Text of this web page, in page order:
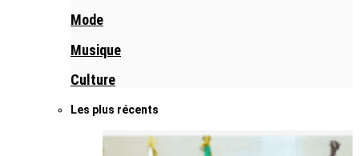
Mode
Musique
Culture
Les plus récents